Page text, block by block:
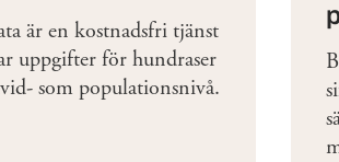
är en kostnadsfri tjänst
uppgifter för hundraser
som populationsnivå.